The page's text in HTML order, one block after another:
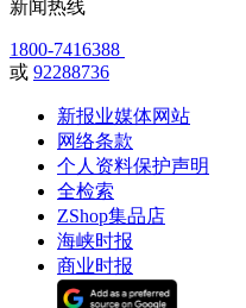
新闻热线
1800-7416388
或 92288736
新报业媒体网站
网络条款
个人资料保护声明
全检索
ZShop集品店
海峡时报
商业时报